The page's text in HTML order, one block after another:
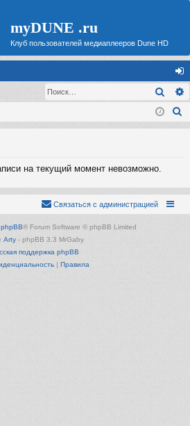
myDUNE .ru
Клуб пользователей медиаплееров Dune HD
хо
д
на текущий момент невозможно.
Связаться с администрацией
phpBB® Forum Software © phpBB Limited
Arty - phpBB 3.3 MrGaby
поддержка phpBB
| Правила